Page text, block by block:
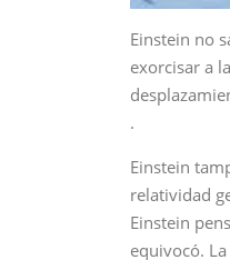
Einstein no
exorcisar a
.
Einstein
relatividad
Einstein
equivocó. La